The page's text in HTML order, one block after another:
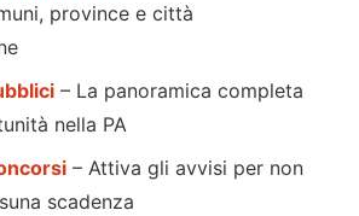
province e città
– La panoramica completa
nella PA
– Attiva gli avvisi per non
scadenza